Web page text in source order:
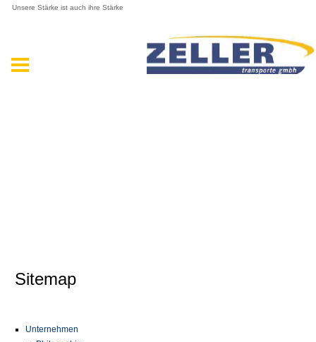
Unsere Stärke ist auch ihre Stärke
Sitemap
Unternehmen